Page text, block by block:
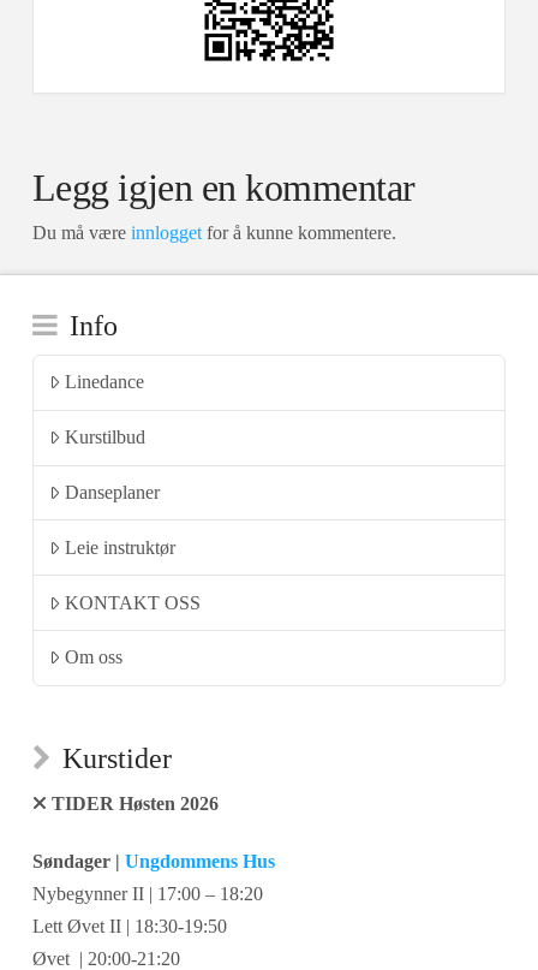
Legg igjen en kommentar
Du må være innloggetfor å kunne kommentere.
Info
Linedance
Kurstilbud
Danseplaner
Leie instruktør
KONTAKT OSS
Om oss
Kurstider
TIDER Høsten 2026
Søndager | Ungdommens Hus
Nybegynner II | 17:00 – 18:20
Lett Øvet II | 18:30-19:50
Øvet | 20:00-21:20